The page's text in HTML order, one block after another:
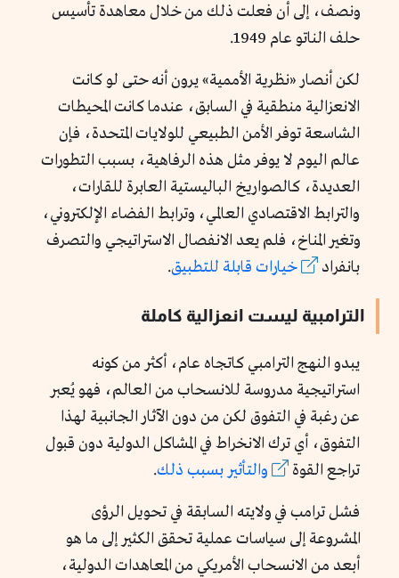
ونصف، إلى أن فعلت ذلك من خلال معاهدة تأسيس
حلف الناتو عام 1949.
لكن أنصار «نظرية الأممية» يرون أنه حتى لو كانت
الانعزالية منطقية في السابق، عندما كانت المحيطات
الشاسعة توفر الأمن الطبيعي للولايات المتحدة، فإن
عالم اليوم لا يوفر مثل هذه الرفاهية، بسبب التطورات
العديدة، كالصواريخ الباليستية العابرة للقارات،
والترابط الاقتصادي العالمي، وترابط الفضاء الإلكتروني،
وتغير المناخ، فلم يعد الانفصال الاستراتيجي والتصرف
بانفراد
خيارات قابلة للتطبيق.
الترامبية ليست انعزالية كاملة
يبدو النهج الترامبي كاتجاه عام، أكثر من كونه
استراتيجية مدروسة للانسحاب من العالم، فهو يُعبر
عن رغبة في التفوق لكن من دون الآثار الجانبية لهذا
التفوق، أي ترك الانخراط في المشاكل الدولية دون قبول
تراجع القوة
والتأثير بسبب ذلك.
فشل ترامب في ولايته السابقة في تحويل الرؤى
المشروعة إلى سياسات عملية تحقق الكثير إلى ما هو
أبعد من الانسحاب الأمريكي من المعاهدات الدولية،